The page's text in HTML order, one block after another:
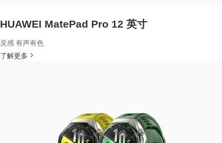
HUAWEI MatePad Pro 12 英寸
灵感 有声有色
了解更多